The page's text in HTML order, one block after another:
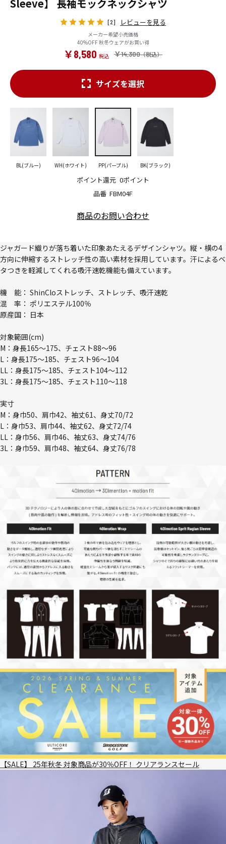
Sleeve】 長袖モックネックシャツ
[2] レビューを見る
メーカー希望小売価格
40%OFF 秋冬ウェアがお買い得
￥14,300
￥8,580
品番 FBM04F
ポイント還元 0ポイント
サイズを選択
BL(ブルー) WH(ホワイト) PP(パープル) BK(ブラック)
商品のお問い合わせ
ジャガード織りが落ち着いた印象あたえるデザインシャツ。縦・横の4
方向に伸縮するストレッチ性の高い素材を採用しています。汗によるベ
タつきを軽減してくれる吸汗速乾機能も備えています。
機 能： ShinCloストレッチ、ストレッチ、吸汗速乾
混 率： ポリエステル100％
原産国： 日本
対象範囲(cm)
M：身長165～175、チェスト88～96
L：身長175～185、チェスト96～104
LL：身長175～185、チェスト104～112
3L：身長175～185、チェスト110～118
実寸
M：身巾50、肩巾42、袖丈61、身丈70/72
L：身巾53、肩巾44、袖丈62、身丈72/74
LL：身巾56、肩巾46、袖丈63、身丈74/76
3L：身巾59、肩巾48、袖丈64、身丈76/78
【SALE】 25年秋冬 対象商品が30％OFF！ クリアランスセール